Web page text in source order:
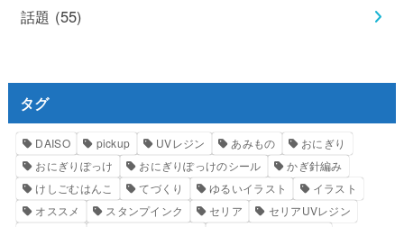
話題 (55)
タグ
DAISO pickup UVレジン あみもの
おにぎり
おにぎりぽっけ
おにぎりぽっけのシール
かぎ針編み
けしごむはんこ
てづくり ゆるいイラスト
イラスト
オススメ
スタンプインク セリア
セリアUVレジン